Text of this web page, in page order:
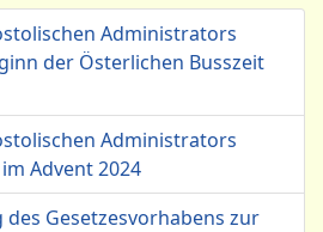
Administrators
der Österlichen Busszeit
Administrators
Advent 2024
Gesetzesvorhabens zur